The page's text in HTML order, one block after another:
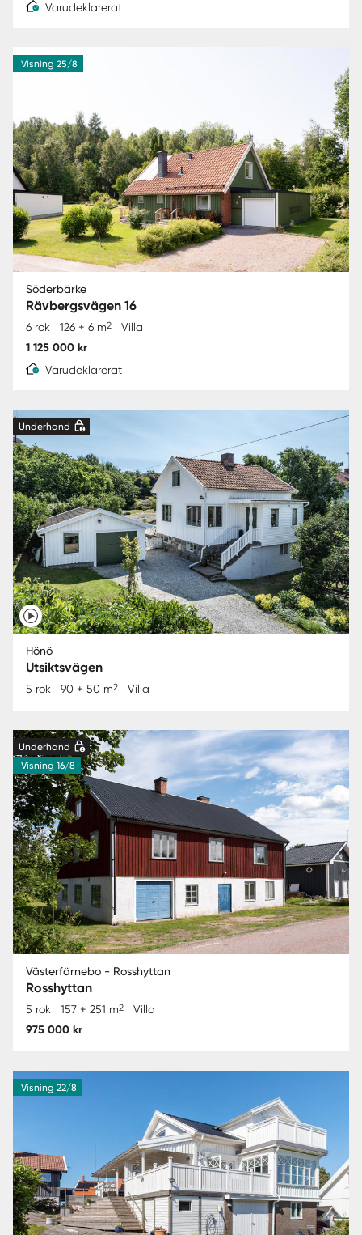
Varudeklarerat
Visning 25/8
Söderbärke
Rävbergsvägen 16
6 rok 126 + 6 m2 Villa
1 125 000 kr
Varudeklarerat
Underhand
Hönö
Utsiktsvägen
5 rok 90 + 50 m2 Villa
Underhand
Visning 16/8
Västerfärnebo - Rosshyttan
Rosshyttan
5 rok 157 + 251 m2 Villa
975 000 kr
Visning 22/8